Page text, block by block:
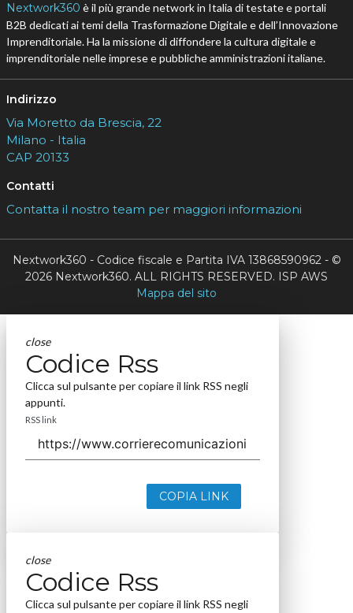
Nextwork360 è il più grande network in Italia di testate e portali
B2B dedicati ai temi della Trasformazione Digitale e dell’Innovazione
Imprenditoriale. Ha la missione di diffondere la cultura digitale e
imprenditoriale nelle imprese e pubbliche amministrazioni italiane.
Indirizzo
Via Moretto da Brescia, 22
Milano - Italia
CAP 20133
Contatti
Contatta il nostro team per maggiori informazioni
Nextwork360 - Codice fiscale e Partita IVA 13868590962 - ©
2026 Nextwork360. ALL RIGHTS RESERVED. ISP AWS
Mappa del sito
close
Codice Rss
Clicca sul pulsante per copiare il link RSS negli
appunti.
RSS link
COPIA LINK
close
Codice Rss
Clicca sul pulsante per copiare il link RSS negli